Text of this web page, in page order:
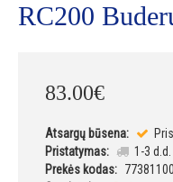
RC200
83.00€
Atsargų būsena:
Pristatymas:
1-3 d.d.
Prekės kodas: